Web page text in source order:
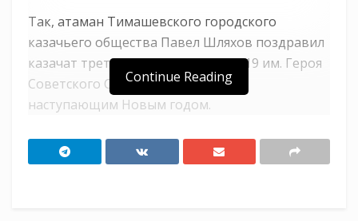
Так, атаман Тимашевского городского
казачьего общества Павел Шляхов поздравил
казачат третьего класса школы №19 им. Героя
Советского Союза И.Ф. Котляра с
наступающим Новым годом.
Ученики поделились с атаманом своими
успехами в учебе, спорте, творческой и
Continue Reading